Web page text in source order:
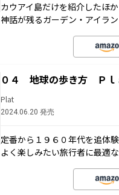
カウアイ島だけを紹介したほ
神話が残るガーデン・アイラ
０４ 地球の歩き方 Ｐ
Plat
2024.06.20 発売
定番から１９６０年代を追体
よく楽しみたい旅行者に最適な